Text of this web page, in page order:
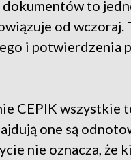
to
od wczoraj.
i potwierdzenia
CEPIK
one są
nie oznacza,